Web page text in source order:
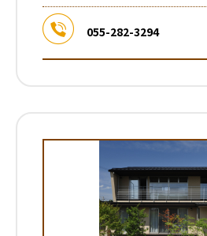
055-282-3294